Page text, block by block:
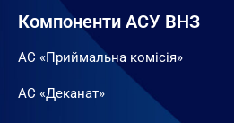
Компоненти АСУ ВНЗ
АС «Приймальна комісія»
АС «Деканат»